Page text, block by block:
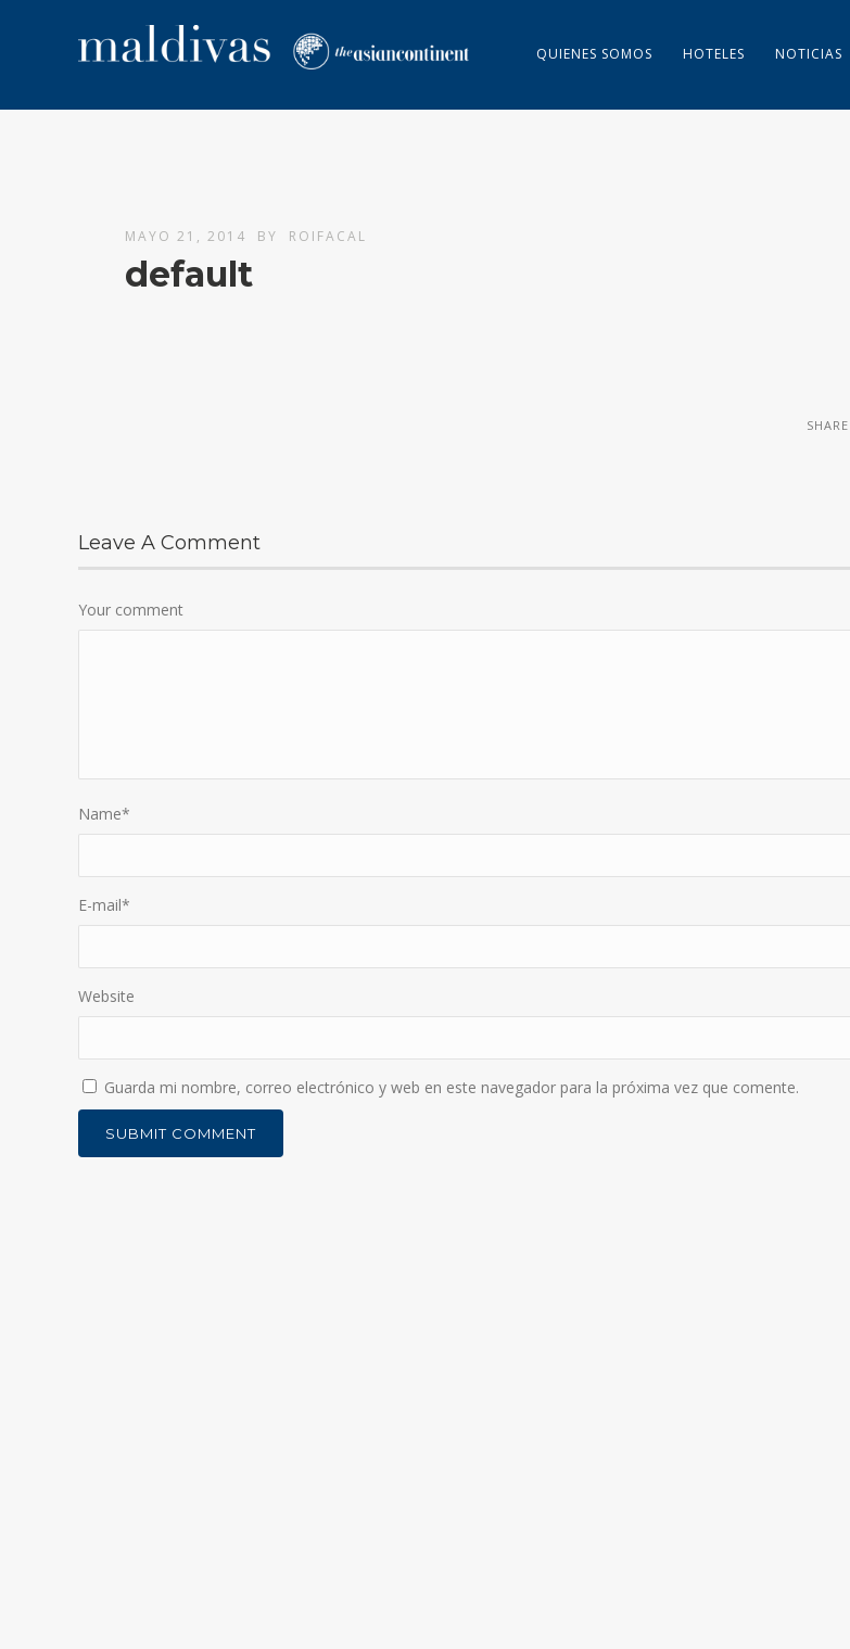
QUIENES SOMOS HOTELES NOTICIAS
MAYO 21, 2014 BY ROIFACAL
default
SHARE
Leave A Comment
Your comment
Name*
E-mail*
Website
Guarda mi nombre, correo electrónico y web en este navegador para la próxima vez que comente.